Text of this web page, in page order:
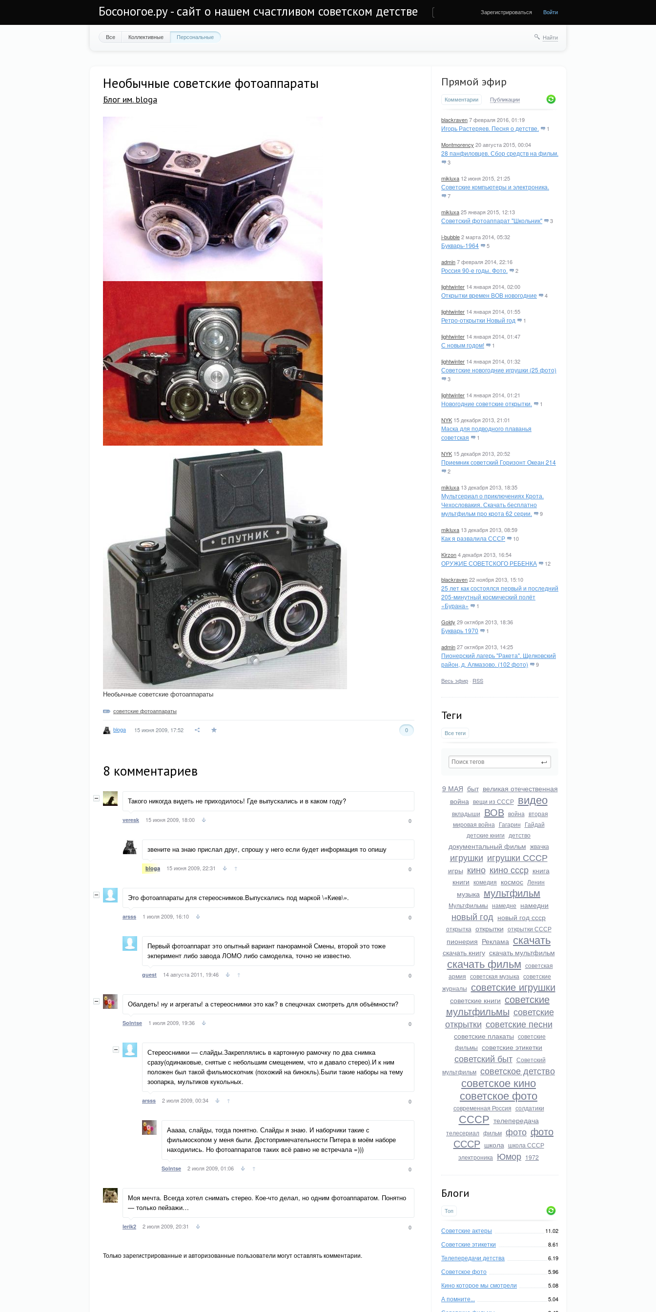
Босоногое.ру - сайт о нашем счастливом советском детстве Зарегистрироваться Войти
Все Коллективные Персональные Найти
Прямой эфир
Комментарии Публикации
blackraven7 февраля 2016, 01:19
Игорь Растеряев. Песня о детстве. 1
Montmorency 20 августа 2015, 00:04
28 панфиловцев. Сбор средств на фильм.
3
mikluxa 12 июня 2015, 21:25
Советские компьютеры и электроника.
7
mikluxa25 января 2015, 12:13
Советский фотоаппарат "Школьник" 3
i-bubble2 марта 2014, 05:32
Букварь-1964 5
admin7 февраля 2014, 22:16
Россия 90-е годы. Фото. 2
lightwinter 14 января 2014, 02:00
Открытки времен ВОВ новогодние 4
lightwinter 14 января 2014, 01:55
Ретро-открытки Новый год 1
lightwinter 14 января 2014, 01:47
С новым годом! 1
lightwinter 14 января 2014, 01:32
Советские новогодние игрушки (25 фото)
3
lightwinter 14 января 2014, 01:21
Новогодние советские открытки. 1
NYK 15 декабря 2013, 21:01
Маска для подводного плаванья
советская
1
NYK 15 декабря 2013, 20:52
Приемник советский Горизонт Океан 214
2
mikluxa 13 декабря 2013, 18:35
Мультсериал о приключениях Крота.
Чехословакия. Скачать бесплатно
мультфильм про крота 62 серии.
9
mikluxa 13 декабря 2013, 08:59
Как я развалила СССР 10
Kirzon4 декабря 2013, 16:54
ОРУЖИЕ СОВЕТСКОГО РЕБЕНКА 12
blackraven22 ноября 2013, 15:10
25 лет как состоялся первый и последний
205-минутный космический полёт
«Бурана»
1
Goldy 29 октября 2013, 18:36
Букварь 1970 1
admin27 октября 2013, 14:25
Пионерский лагерь "Ракета". Щелковский
район, д. Алмазово. (102 фото)
9
Весь эфир · RSS
Теги
Все теги
9 МАЯ быт великая отечественная
война вещи из СССР видео
вкладыши ВОВ война вторая
мировая война Гагарин Гайдай
детские книги детство
документальный фильм жвачка
игрушки игрушки СССР
игры кино кино ссср книга
книги комедия космос Ленин
музыка мультфильм
Мультфильмы намедне намедни
новый год новый год ссср
открытка открытки открытки СССР
пионерия Реклама скачать
скачать книгу скачать мультфильм
скачать фильм советская
армия советская музыка советские
журналы советские игрушки
советские книги советские
мультфильмы советские
открытки советские песни
советские плакаты советские
фильмы советские этикетки
советский быт Советский
мультфильм советское детство
советское кино
советское фото
современная Россия солдатики
СССР телепередача
телесериал фильм фото фото
СССР школа школа СССР
электроника Юмор 1972
Блоги
Топ
Советские актеры 11.02
Советские этикетки 8.61
Телепередачи детства 6.19
Советское фото 5.96
Кино которое мы смотрели 5.08
А помните... 5.04
Необычные советские фотоаппараты
Блог им. bloga
Необычные советские фотоаппараты
советские фотоаппараты
bloga 15 июня 2009, 17:52 0
8 комментариев
Такого никогда видеть не приходилось! Где выпускались и в каком году?
veresk 15 июня 2009, 18:00 0
звените на знаю прислал друг, спрошу у него если будет информация то опишу
bloga 15 июня 2009, 22:31 0
↑
Это фотоаппараты для стереоснимков.Выпускались под маркой \«Киев\».
arsss 1 июля 2009, 16:10 0
Первый фотоаппарат это опытный вариант панорамной Смены, второй это тоже
экперимент либо завода ЛОМО либо самоделка, точно не известно.
guest 14 августа 2011, 19:46 0
↑
Обалдеть! ну и агрегаты! а стереоснимки это как? в спецочках смотреть для объёмности?
Solntse 1 июля 2009, 19:36 0
Стереоснимки — слайды.Закреплялись в картонную рамочку по два снимка
сразу(одинаковые, снятые с небольшим смещением, что и давало стерео).И к ним
положен был такой фильмоскопчик (похожий на бинокль).Были такие наборы на тему
зоопарка, мультиков кукольных.
arsss 2 июля 2009, 00:34 0
↑
Ааааа, слайды, тогда понятно. Слайды я знаю. И наборчики такие с
фильмоскопом у меня были. Достопримечательности Питера в моём наборе
находились. Но фотоаппаратов таких всё равно не встречала =)))
Solntse 2 июля 2009, 01:06 0
↑
Моя мечта. Всегда хотел снимать стерео. Кое-что делал, но одним фотоаппаратом. Понятно
— только пейзажи…
lerik2 2 июля 2009, 20:31 0
Только зарегистрированные и авторизованные пользователи могут оставлять комментарии.